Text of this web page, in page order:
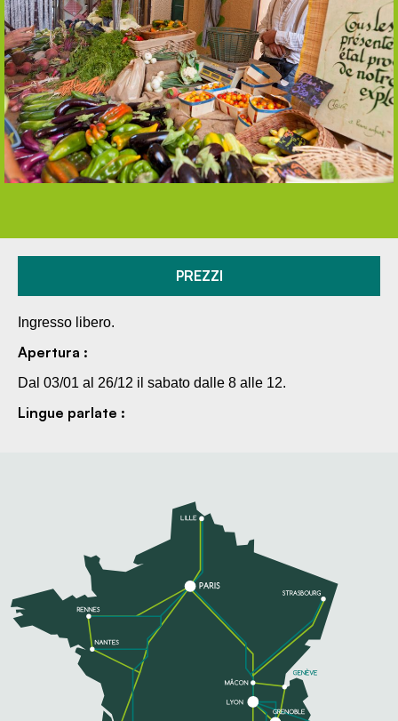
PREZZI
Ingresso libero.
Apertura :
Dal 03/01 al 26/12 il sabato dalle 8 alle 12.
Lingue parlate :